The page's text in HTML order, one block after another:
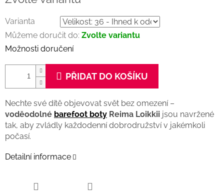
cena:
Varianta
Můžeme doručit do: Zvolte variantu
Možnosti doručení
PŘIDAT DO KOŠÍKU
Nechte své dítě objevovat svět bez omezení –
voděodolné barefoot boty Reima Loikkii jsou navržené
tak, aby zvládly každodenní dobrodružství v jakémkoli
počasí.
Detailní informace